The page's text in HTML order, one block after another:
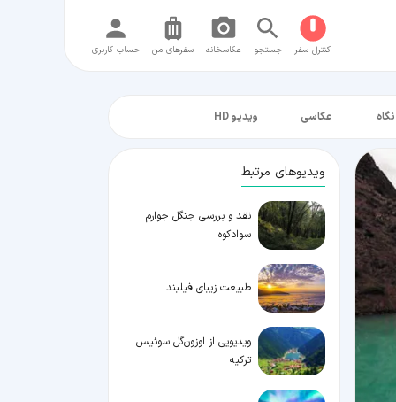
کنترل سفر جستجو عکاسخانه سفر‌های من حساب کاربری
عکاسی ویدیو HD
ویدیوهای مرتبط
نقد و بررسی جنگل جوارم
سوادکوه
طبیعت زیبای فیلبند
ویدیویی از اوزون‌گل سوئیس
ترکیه